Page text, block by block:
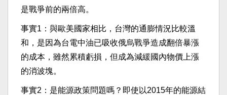
是戰爭前的兩倍高。
事實1：與歐美國家相比，台灣的通膨情況比較溫
和，是因為台電中油已吸收俄烏戰爭造成翻倍暴漲
的成本，雖然累積虧損，但成為減緩國內物價上漲
的消波塊。
事實2：是能源政策問題嗎？即使以2015年的能源結